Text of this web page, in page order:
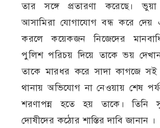
তার সঙ্গে প্রতারণা করেছে।
আসামিরা যোগাযোগ বন্ধ করে দেয়
করলে কয়েকজন নিজেদের
পুলিশ পরিচয় দিয়ে তাকে ভয়
তাকে মারধর করে সাদা কাগজে
থানায় অভিযোগ না নেওয়ায় শেষ
শরণাপন্ন হতে হয় তাকে। তিনি
দোষীদের কঠোর শাস্তির দাবি জানান ।